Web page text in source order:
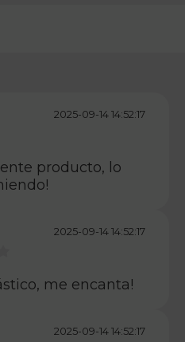
2025-09-14 14:52:17
producto, lo
2025-09-14 14:52:17
me encanta!
2025-09-14 14:52:17